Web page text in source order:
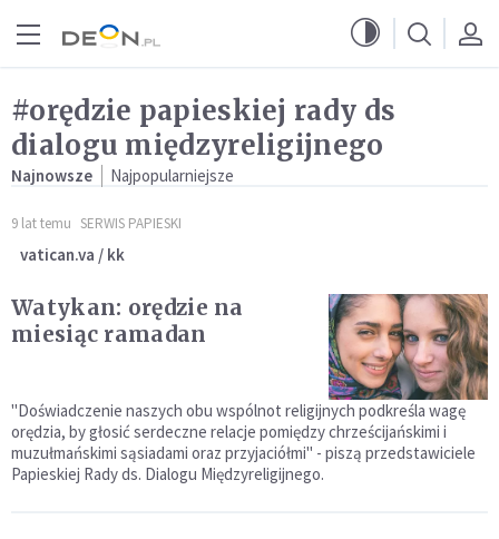
#orędzie papieskiej rady ds
dialogu międzyreligijnego
Najnowsze Najpopularniejsze
9 lat temu SERWIS PAPIESKI
vatican.va / kk
Watykan: orędzie na
miesiąc ramadan
"Doświadczenie naszych obu wspólnot religijnych podkreśla wagę
orędzia, by głosić serdeczne relacje pomiędzy chrześcijańskimi i
muzułmańskimi sąsiadami oraz przyjaciółmi" - piszą przedstawiciele
Papieskiej Rady ds. Dialogu Międzyreligijnego.